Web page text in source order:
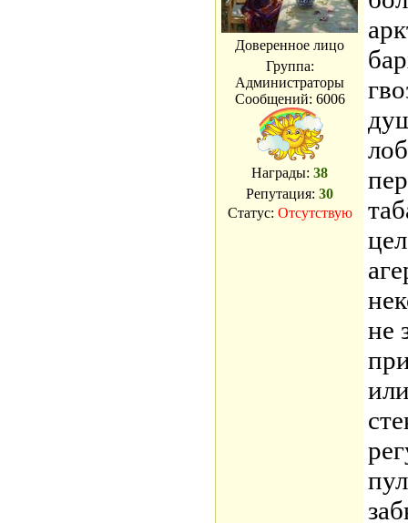
Доверенное лицо
Группа:
Администраторы
Сообщений: 6006
Награды: 38
Репутация: 30
Статус: Отсутствую
не